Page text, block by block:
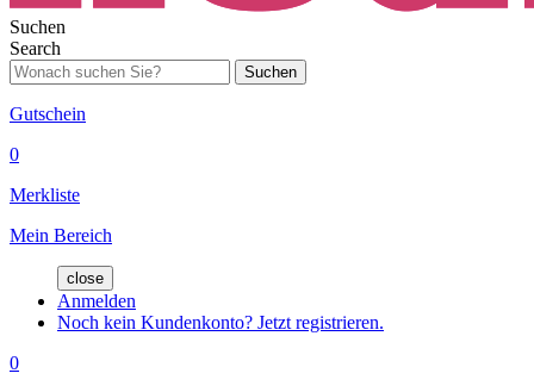
Suchen
Search
Suchen
Gutschein
0
Merkliste
Mein Bereich
close
Anmelden
Noch kein Kundenkonto? Jetzt registrieren.
0